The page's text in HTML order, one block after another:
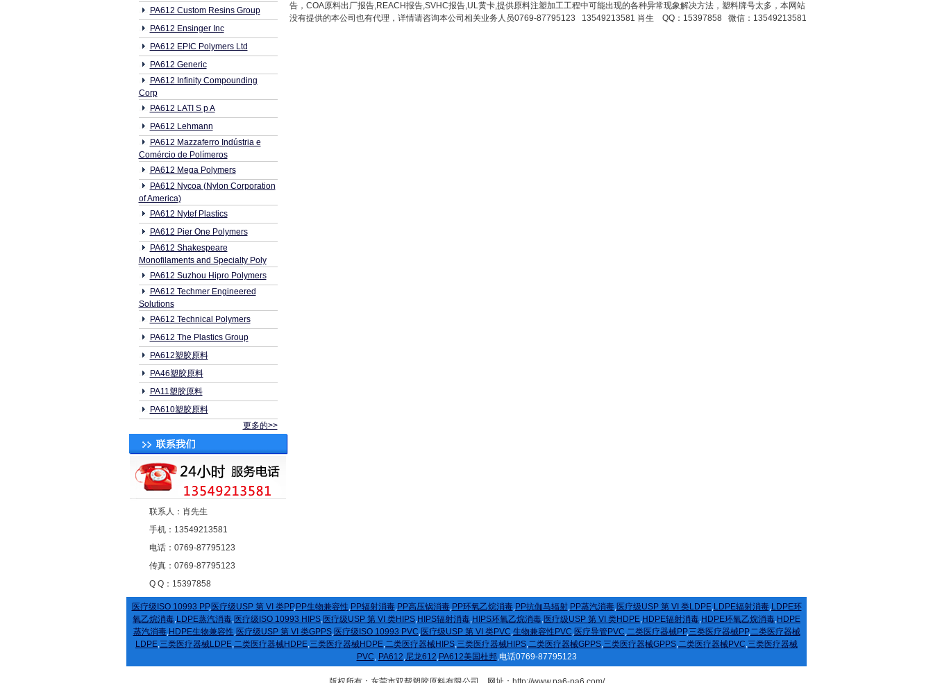
PA612 Custom Resins Group
PA612 Ensinger Inc
PA612 EPIC Polymers Ltd
PA612 Generic
PA612 Infinity Compounding
Corp
PA612 LATI S p A
PA612 Lehmann
PA612 Mazzaferro Indústria e
Comércio de Polímeros
PA612 Mega Polymers
PA612 Nycoa (Nylon Corporation
of America)
PA612 Nytef Plastics
PA612 Pier One Polymers
PA612 Shakespeare
Monofilaments and Specialty Poly
PA612 Suzhou Hipro Polymers
PA612 Techmer Engineered
Solutions
PA612 Technical Polymers
PA612 The Plastics Group
PA612塑胶原料
PA46塑胶原料
PA11塑胶原料
PA610塑胶原料
更多的>>
联系人：肖先生
手机：13549213581
电话：0769-87795123
传真：0769-87795123
Q Q：15397858
告，COA原料出厂报告,REACH报告,SVHC报告,UL黄卡,提供原料注塑加工工程中可能出现的各种异常现象解决方法，塑料牌号太多，本网站
没有提供的本公司也有代理，详情请咨询本公司相关业务人员0769-87795123 13549213581 肖生 QQ：15397858 微信：13549213581
医疗级ISO 10993 PP,医疗级USP 第 VI 类PP,PP生物兼容性,PP辐射消毒,PP高压锅消毒,PP环氧乙烷消毒,PP抗伽马辐射,PP蒸汽消毒,医疗级USP 第 VI 类LDPE,LDPE辐射消毒,LDPE环
氧乙烷消毒,LDPE蒸汽消毒,医疗级ISO 10993 HIPS,医疗级USP 第 VI 类HIPS,HIPS辐射消毒,HIPS环氧乙烷消毒,医疗级USP 第 VI 类HDPE,HDPE辐射消毒,HDPE环氧乙烷消毒,HDPE
蒸汽消毒,HDPE生物兼容性,医疗级USP 第 VI 类GPPS,医疗级ISO 10993 PVC,医疗级USP 第 VI 类PVC,生物兼容性PVC,医疗导管PVC,二类医疗器械PP,三类医疗器械PP,二类医疗器械
LDPE,三类医疗器械LDPE,二类医疗器械HDPE,三类医疗器械HDPE,二类医疗器械HIPS,三类医疗器械HIPS,二类医疗器械GPPS,三类医疗器械GPPS,二类医疗器械PVC,三类医疗器械
PVC, PA612,尼龙612,PA612美国杜邦,电话0769-87795123